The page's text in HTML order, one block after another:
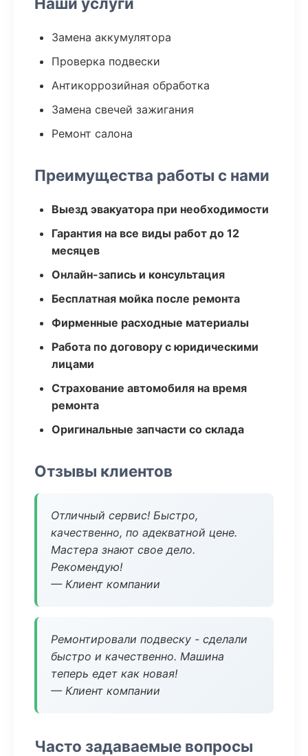
Замена аккумулятора
Проверка подвески
Антикоррозийная обработка
Замена свечей зажигания
Ремонт салона
Преимущества работы с нами
Выезд эвакуатора при необходимости
Гарантия на все виды работ до 12
месяцев
Онлайн-запись и консультация
Бесплатная мойка после ремонта
Фирменные расходные материалы
Работа по договору с юридическими
лицами
Страхование автомобиля на время
ремонта
Оригинальные запчасти со склада
Отзывы клиентов
Отличный сервис! Быстро,
качественно, по адекватной цене.
Мастера знают свое дело.
Рекомендую!
— Клиент компании
Ремонтировали подвеску - сделали
быстро и качественно. Машина
теперь едет как новая!
— Клиент компании
Часто задаваемые вопросы